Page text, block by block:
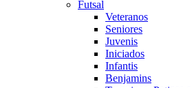
Futsal
Veteranos
Seniores
Juvenis
Iniciados
Infantis
Benjamins